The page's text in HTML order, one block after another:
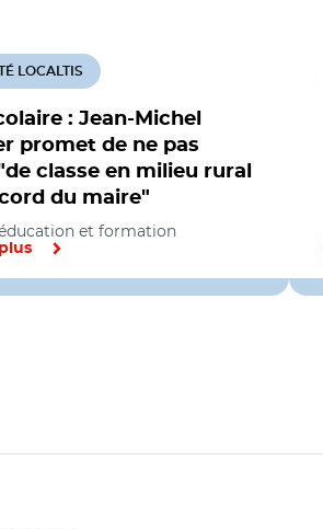
: Jean-Michel
promet de ne pas
classe en milieu rural
du maire"
LOCALTIS
et formation